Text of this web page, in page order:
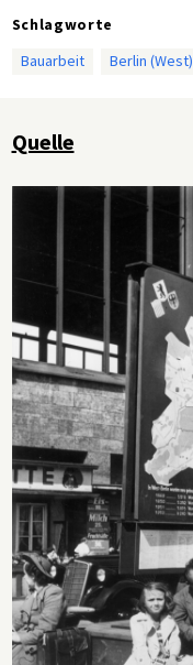
Schlagworte
Bauarbeit
Berlin (West)
Quelle